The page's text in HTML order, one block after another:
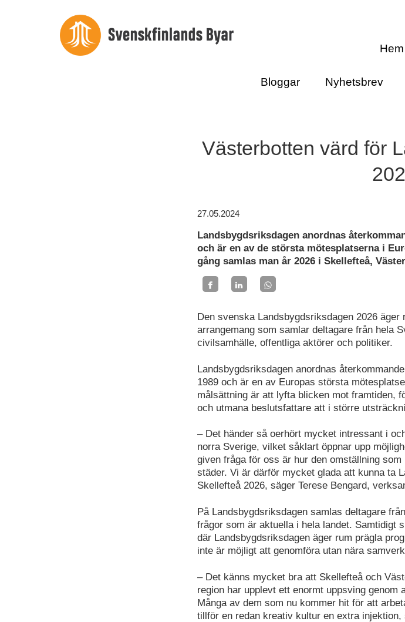
Hem
Bloggar Nyhetsbrev
Västerbotten värd för
27.05.2024
Landsbygdsriksdagen anordnas
och är en av de största mötesplatserna i
gång samlas man år 2026 i Skellefteå,
Den svenska Landsbygdsriksdagen 2026
arrangemang som samlar deltagare från hela
civilsamhälle, offentliga aktörer och politiker.
Landsbygdsriksdagen anordnas
1989 och är en av Europas största
målsättning är att lyfta blicken mot framtiden,
och utmana beslutsfattare att i större
– Det händer så oerhört mycket intressant i
norra Sverige, vilket såklart öppnar upp
given fråga för oss är hur den omställning
städer. Vi är därför mycket glada att kunna ta
Skellefteå 2026, säger Terese Bengard,
På Landsbygdsriksdagen samlas deltagare
frågor som är aktuella i hela landet. Samtidigt
där Landsbygdsriksdagen äger rum prägla
inte är möjligt att genomföra utan nära
– Det känns mycket bra att Skellefteå och
region har upplevt ett enormt uppsving
Många av dem som nu kommer hit för att
tillför en redan kreativ kultur en extra